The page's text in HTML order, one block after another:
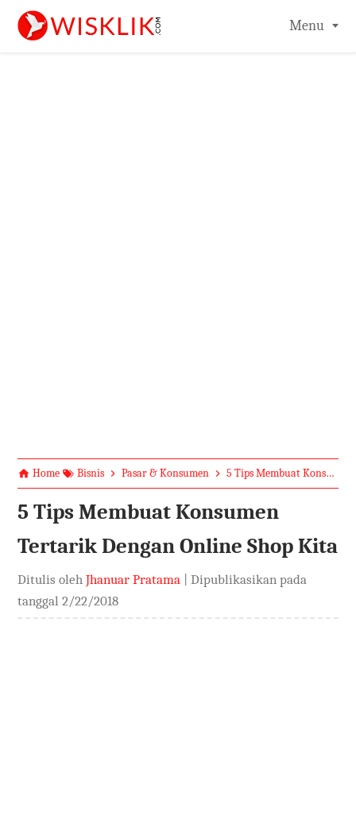
Menu
Home Bisnis Pasar & Konsumen 5 Tips Membuat Konsumen Tertarik Dengan Online Shop Kita
5 Tips Membuat Konsumen
Tertarik Dengan Online Shop Kita
Ditulis olehJhanuar Pratama
| Dipublikasikan pada
tanggal2/22/2018